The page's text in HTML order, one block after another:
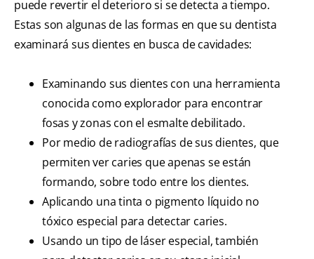
puede revertir el deterioro si se detecta a tiempo.
Estas son algunas de las formas en que su dentista
examinará sus dientes en busca de cavidades:
Examinando sus dientes con una herramienta
conocida como explorador para encontrar
fosas y zonas con el esmalte debilitado.
Por medio de radiografías de sus dientes, que
permiten ver caries que apenas se están
formando, sobre todo entre los dientes.
Aplicando una tinta o pigmento líquido no
tóxico especial para detectar caries.
Usando un tipo de láser especial, también